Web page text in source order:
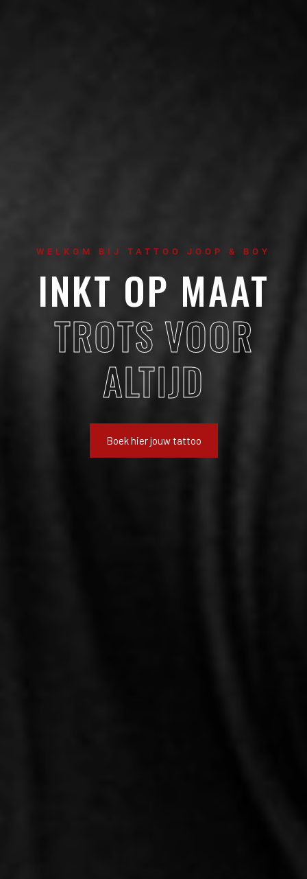
WELKOM BIJ TATTOO JOOP & BOY
INKT OP MAAT
TROTS VOOR
ALTIJD
Boek hier jouw tattoo